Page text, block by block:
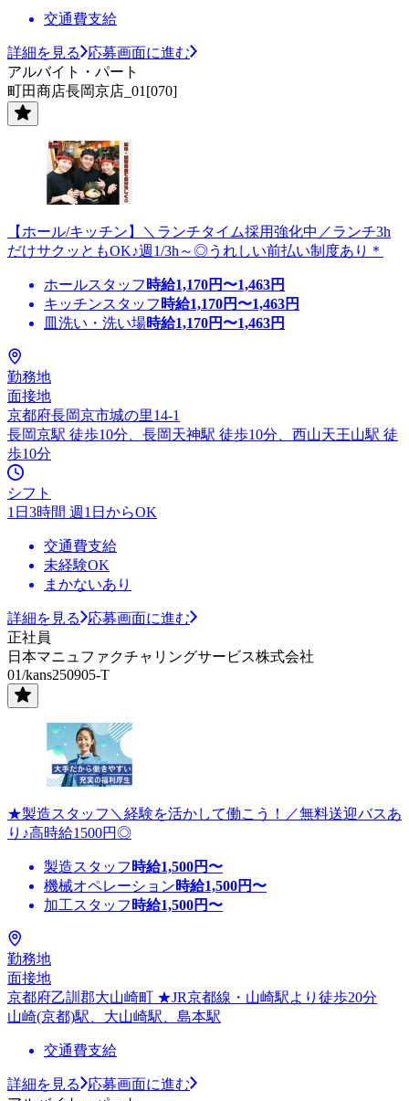
交通費支給
詳細を見る
応募画面に進む
アルバイト・パート
町田商店長岡京店_01[070]
【ホール/キッチン】＼ランチタイム採用強化中／ランチ3h
だけサクッともOK♪週1/3h～◎うれしい前払い制度あり＊
ホールスタッフ 時給1,170円〜1,463円
キッチンスタッフ 時給1,170円〜1,463円
皿洗い・洗い場時給1,170円〜1,463円
勤務地
面接地
京都府長岡京市城の里14-1
長岡京駅 徒歩10分、長岡天神駅 徒歩10分、西山天王山駅 徒
歩10分
シフト
1日3時間 週1日からOK
交通費支給
未経験OK
まかないあり
詳細を見る
応募画面に進む
正社員
日本マニュファクチャリングサービス株式会社
01/kans250905-T
★製造スタッフ＼経験を活かして働こう！／無料送迎バスあ
り♪高時給1500円◎
製造スタッフ 時給1,500円〜
機械オペレーション時給1,500円〜
加工スタッフ 時給1,500円〜
勤務地
面接地
京都府乙訓郡大山崎町 ★JR京都線・山崎駅より徒歩20分
山崎(京都)駅、大山崎駅、島本駅
交通費支給
詳細を見る
応募画面に進む